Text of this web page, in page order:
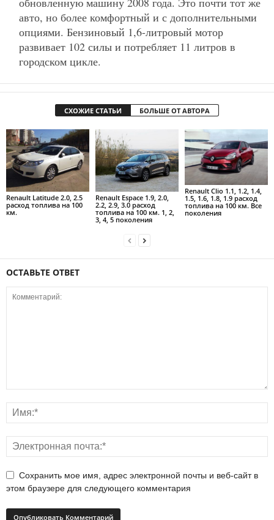
авто, но более комфортный и с дополнительными
опциями. Бензиновый 1,6-литровый мотор
развивает 102 силы и потребляет 11 литров в
городском цикле.
СХОЖИЕ СТАТЬИ БОЛЬШЕ ОТ АВТОРА
Renault Latitude 2.0, 2.5
расход топлива на 100
км.
Renault Espace 1.9, 2.0,
2.2, 2.9, 3.0 расход
топлива на 100 км. 1, 2,
3, 4, 5 поколения
Renault Clio 1.1, 1.2, 1.4,
1.5, 1.6, 1.8, 1.9 расход
топлива на 100 км. Все
поколения
ОСТАВЬТЕ ОТВЕТ
Сохранить мое имя, адрес электронной почты и веб-сайт в
этом браузере для следующего комментария